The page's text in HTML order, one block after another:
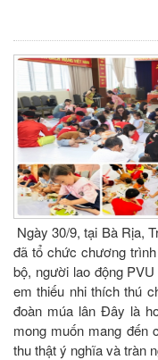
Ngày 30/9, tại Bà Rịa,
đã tổ chức chương
bộ, người lao động
em thiếu nhi thích thú
đoàn múa lân Đây là
mong muốn mang đến
thu thật ý nghĩa và tràn